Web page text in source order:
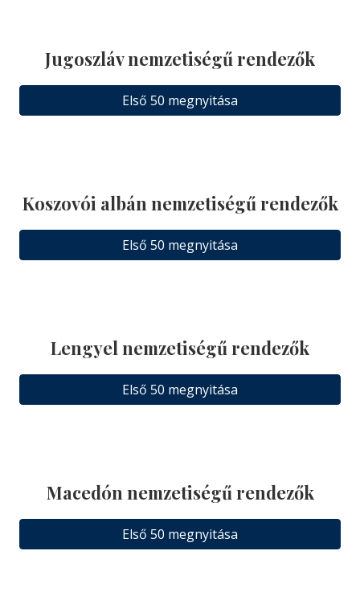
Jugoszláv nemzetiségű rendezők
Első 50 megnyitása
Koszovói albán nemzetiségű rendezők
Első 50 megnyitása
Lengyel nemzetiségű rendezők
Első 50 megnyitása
Macedón nemzetiségű rendezők
Első 50 megnyitása